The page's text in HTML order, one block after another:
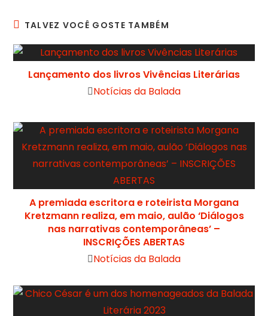
TALVEZ VOCÊ GOSTE TAMBÉM
Lançamento dos livros Vivências Literárias
Notícias da Balada
A premiada escritora e roteirista Morgana
Kretzmann realiza, em maio, aulão ‘Diálogos
nas narrativas contemporâneas’ –
INSCRIÇÕES ABERTAS
Notícias da Balada